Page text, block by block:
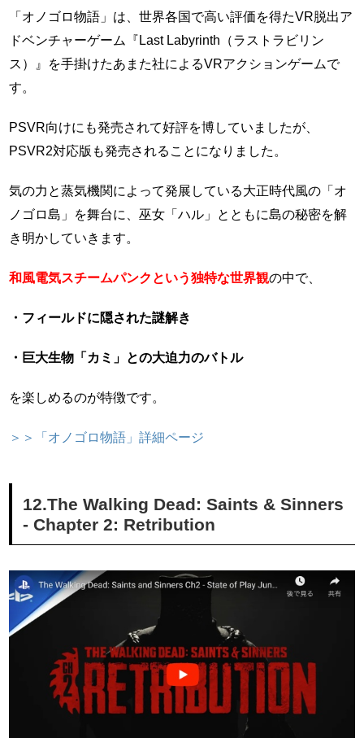
「オノゴロ物語」は、世界各国で高い評価を得たVR脱出ア
ドベンチャーゲーム『Last Labyrinth（ラストラビリン
ス）』を手掛けたあまた社によるVRアクションゲームで
す。
PSVR向けにも発売されて好評を博していましたが、
PSVR2対応版も発売されることになりました。
気の力と蒸気機関によって発展している大正時代風の「オ
ノゴロ島」を舞台に、巫女「ハル」とともに島の秘密を解
き明かしていきます。
和風電気スチームパンクという独特な世界観の中で、
・フィールドに隠された謎解き
・巨大生物「カミ」との大迫力のバトル
を楽しめるのが特徴です。
＞＞「オノゴロ物語」詳細ページ
12.The Walking Dead: Saints & Sinners
- Chapter 2: Retribution